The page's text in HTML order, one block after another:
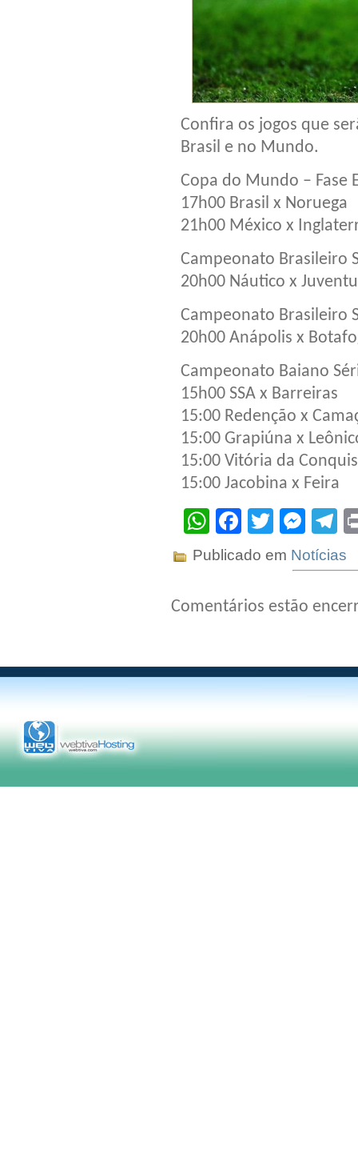
Confira os jogos que
Brasil e no Mundo.
Copa do Mundo – Fase
17h00 Brasil x Noruega
21h00 México x
Campeonato Brasileiro
20h00 Náutico x
Campeonato Brasileiro
20h00 Anápolis x
Campeonato Baiano
15h00 SSA x Barreiras
15:00 Redenção x
15:00 Grapiúna x
15:00 Vitória da
15:00 Jacobina x Feira
WhatsApp
Facebook
Twitter
Publicado em Notícias
Comentários estão